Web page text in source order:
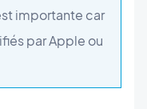
importante car
par Apple ou